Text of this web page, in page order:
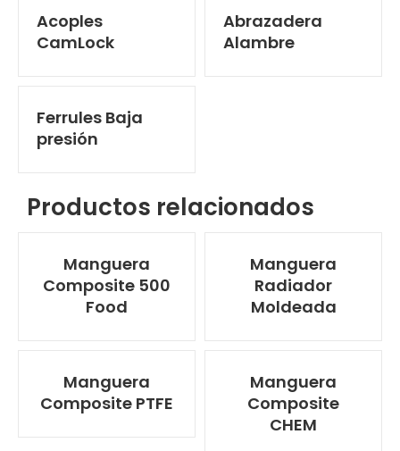
Acoples
CamLock
Abrazadera
Alambre
Ferrules Baja
presión
Productos relacionados
Manguera
Composite 500
Food
Manguera
Radiador
Moldeada
Manguera
Composite PTFE
Manguera
Composite
CHEM